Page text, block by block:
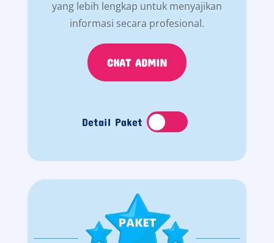
yang lebih lengkap untuk menyajikan
informasi secara profesional.
CHAT ADMIN
Detail Paket